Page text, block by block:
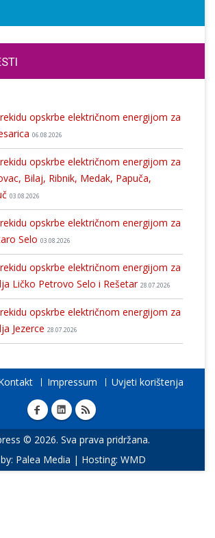
opskrbe električnom energijom za
06.08.2026
opskrbe električnom energijom za
Bilaj, Ribnik, Medak, Papuča,
03.08.2026
opskrbe električnom energijom za
Selo 03.08.2026
opskrbe električnom energijom za
Ličko Petrovo Selo i Rešetar 28.07.2026
opskrbe električnom energijom za
Jezerce 28.07.2026
Impressum Uvjeti korištenja
© 2026. Sva prava pridržana.
Palea Media | Hosting: WMD